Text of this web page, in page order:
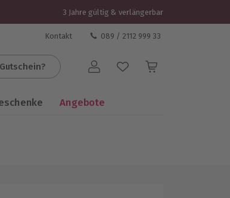
3 Jahre gültig & verlängerbar
Kontakt 089 / 2112 999 33
Benutzerkonto
Angebote